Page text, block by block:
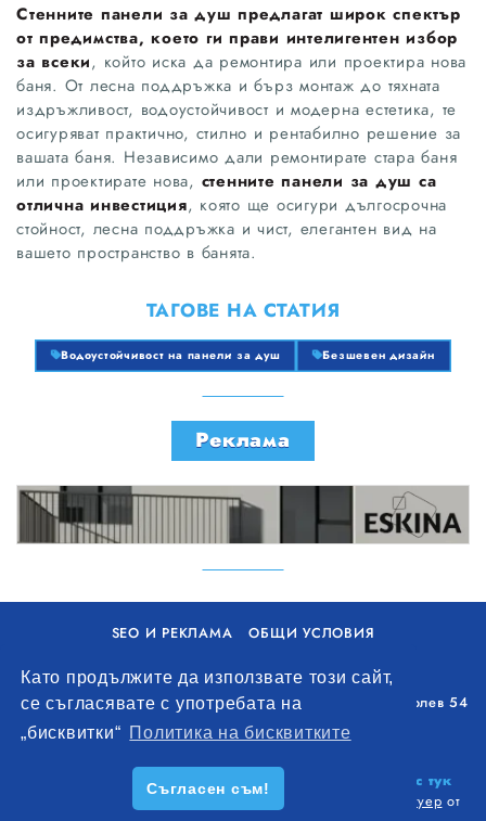
Като продължите да използвате този сайт,
се съгласявате с употребата на
„бисквитки“ Политика на бисквитките
Съгласен съм!
Стенните панели за душ предлагат широк спектър
от предимства, което ги прави интелигентен избор
за всеки, който иска да ремонтира или проектира нова
баня. От лесна поддръжка и бърз монтаж до тяхната
издръжливост, водоустойчивост и модерна естетика, те
осигуряват практично, стилно и рентабилно решение за
вашата баня. Независимо дали ремонтирате стара баня
или проектирате нова, стенните панели за душ са
отлична инвестиция, която ще осигури дългосрочна
стойност, лесна поддръжка и чист, елегантен вид на
вашето пространство в банята.
ТАГОВЕ НА СТАТИЯ
Водоустойчивост на панели за душ Безшевен дизайн
Реклама
SEO И РЕКЛАМА
ОБЩИ УСЛОВИЯ
Уолоу Интернешънъл ЕООД, гр. Варна, бул. Генерал Колев 54
+359 893 621 112
office@remontna-brigada.com
Създай профил на своя строителен бизнес тук
. Всички права запазени. Изработка на софтуер от